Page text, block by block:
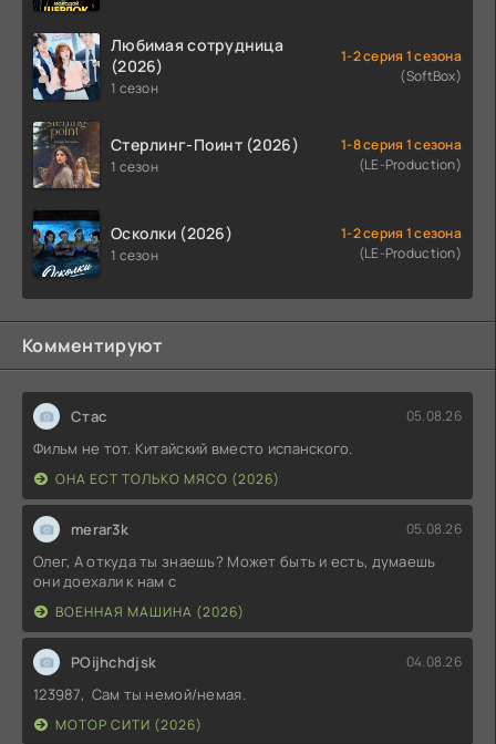
Любимая сотрудница
(2026)
1 сезон
1-2 серия 1 сезона
(SoftBox)
Стерлинг-Поинт (2026)
1 сезон
1-8 серия 1 сезона
(LE-Production)
Осколки (2026)
1 сезон
1-2 серия 1 сезона
(LE-Production)
Комментируют
Стас 05.08.26
Фильм не тот. Китайский вместо испанского.
ОНА ЕСТ ТОЛЬКО МЯСО (2026)
merar3k 05.08.26
Олег, А откуда ты знаешь? Может быть и есть, думаешь
они доехали к нам с
ВОЕННАЯ МАШИНА (2026)
POijhchdjsk 04.08.26
123987, Сам ты немой/немая.
МОТОР СИТИ (2026)